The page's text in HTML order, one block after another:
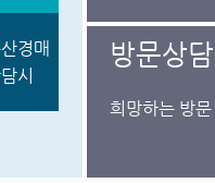
경매
시
방문상
희망하는 방